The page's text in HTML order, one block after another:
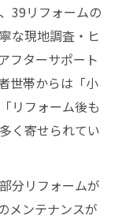
39リフォームの
な現地調査・ヒ
フターサポート
世帯からは「小
リフォーム後も
く寄せられてい
分リフォームが
メンテナンスが